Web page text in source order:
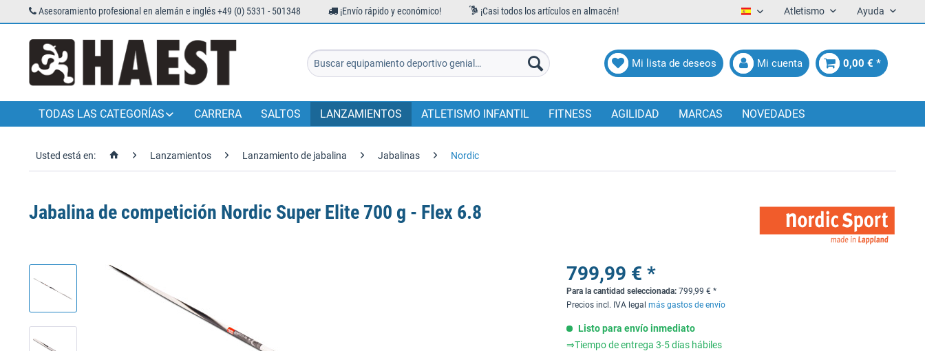
Asesoramiento profesional en alemán e inglés +49 (0) 5331 - 501348 ¡Envío rápido y económico! ¡Casi todos los artículos en almacén! EspañolAtletismo Ayuda
Mi lista de deseos Mi cuenta 0,00 € *
TODAS LAS CATEGORÍAS CARRERA SALTOS LANZAMIENTOS ATLETISMO INFANTIL FITNESS AGILIDAD MARCAS NOVEDADES
Usted está en: Lanzamientos Lanzamiento de jabalina Jabalinas Nordic
Jabalina de competición Nordic Super Elite 700 g - Flex 6.8
799,99 € *
Para la cantidad seleccionada:799,99 € *
Precios incl. IVA legalmás gastos de envío
Listo para envío inmediato
⇒Tiempo de entrega 3-5 días hábiles